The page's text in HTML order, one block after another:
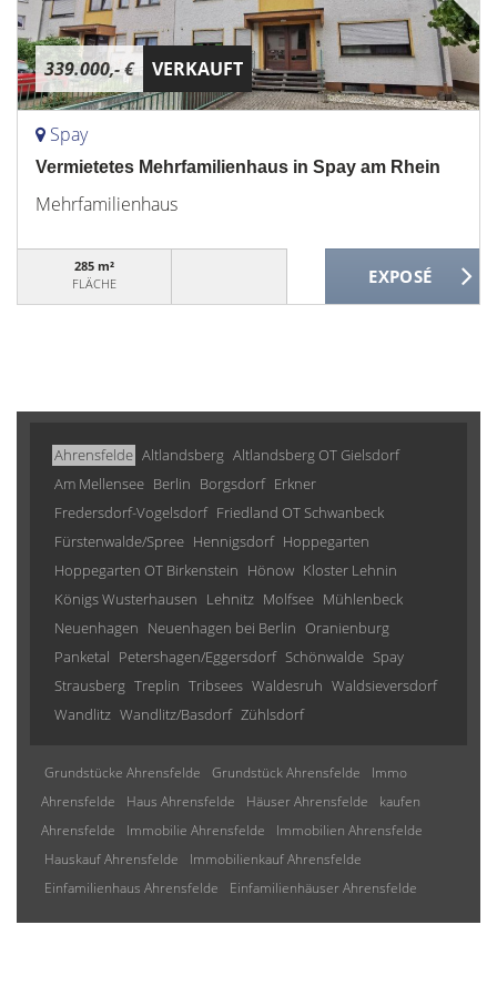
339.000,- € VERKAUFT
Spay
Vermietetes Mehrfamilienhaus in Spay am Rhein
Mehrfamilienhaus
285 m²
FLÄCHE
Ahrensfelde Altlandsberg Altlandsberg OT Gielsdorf
Am Mellensee Berlin Borgsdorf Erkner
Fredersdorf-Vogelsdorf Friedland OT Schwanbeck
Fürstenwalde/Spree Hennigsdorf Hoppegarten
Hoppegarten OT Birkenstein Hönow Kloster Lehnin
Königs Wusterhausen Lehnitz Molfsee Mühlenbeck
Neuenhagen Neuenhagen bei Berlin Oranienburg
Panketal Petershagen/Eggersdorf Schönwalde Spay
Strausberg Treplin Tribsees Waldesruh Waldsieversdorf
Wandlitz Wandlitz/Basdorf Zühlsdorf
Grundstücke Ahrensfelde Grundstück Ahrensfelde
Immo
Ahrensfelde
Haus Ahrensfelde Häuser Ahrensfelde
kaufen
Ahrensfelde
Immobilie Ahrensfelde
Immobilien Ahrensfelde
Hauskauf Ahrensfelde
Immobilienkauf Ahrensfelde
Einfamilienhaus Ahrensfelde
Einfamilienhäuser Ahrensfelde